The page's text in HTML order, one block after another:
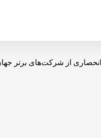
انحصاری از شرکت‌های